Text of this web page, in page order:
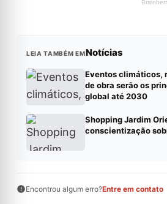
LEIA TAMBÉM EMNotícias
Eventos climáticos,
de obra serão os
global até 2030
Shopping Jardim
conscientização
Encontrou algum erro?Entre em contato